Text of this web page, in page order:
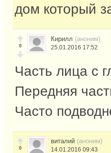
дом который
0
Кирилл (аноним)
25.01.2016 17:52
Часть лица с
Передняя
Часто
0
виталий (аноним)
14.01.2016 09:43